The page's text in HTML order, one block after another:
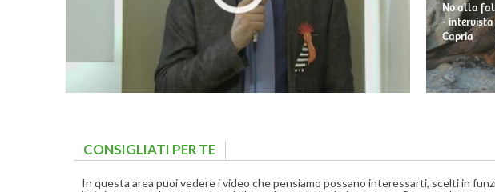
No alla
- intervista
Capria
CONSIGLIATI PER TE
In questa area puoi vedere i video che pensiamo possano interessarti, scelti in